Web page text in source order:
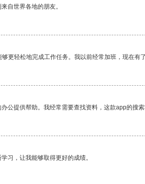
自世界各地的朋友。
更轻松地完成工作任务。我以前经常加班，现在有
公提供帮助。我经常需要查找资料，这款app的搜
习，让我能够取得更好的成绩。